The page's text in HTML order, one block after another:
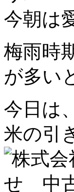
今朝は
梅雨時
が多い
今日は
米の引